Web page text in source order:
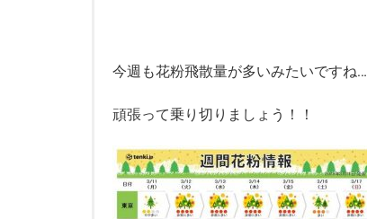
今週も花粉飛散量が多いみたいですね…
頑張って乗り切りましょう！！